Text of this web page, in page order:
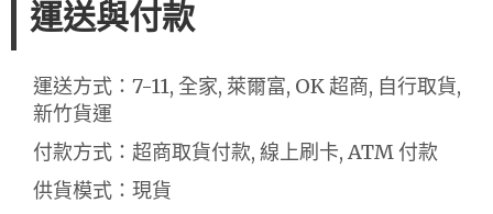
運送與付款
運送方式：7-11, 全家, 萊爾富, OK 超商, 自行取貨,
新竹貨運
付款方式：超商取貨付款, 線上刷卡, ATM 付款
供貨模式：現貨